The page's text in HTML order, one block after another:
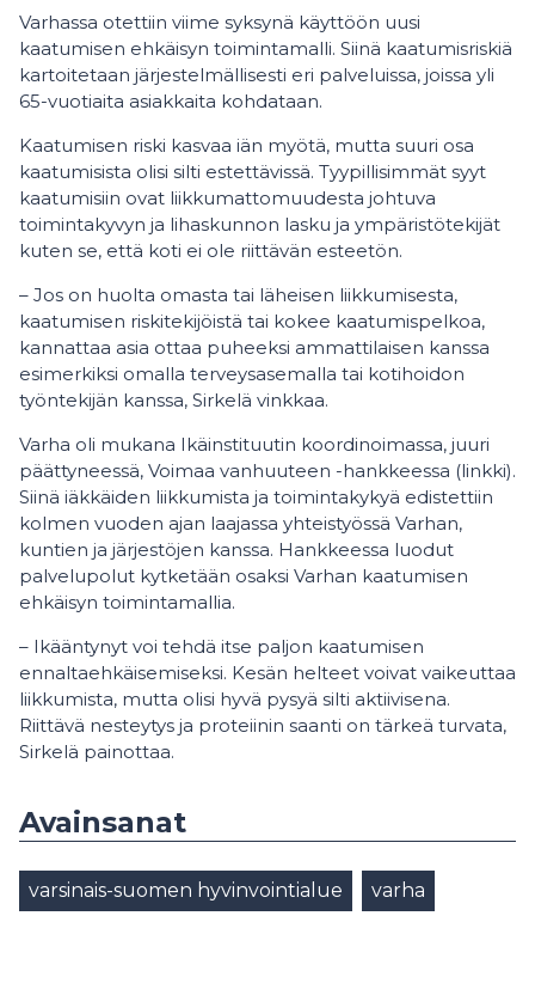
Varhassa otettiin viime syksynä käyttöön uusi
kaatumisen ehkäisyn toimintamalli. Siinä kaatumisriskiä
kartoitetaan järjestelmällisesti eri palveluissa, joissa yli
65-vuotiaita asiakkaita kohdataan.
Kaatumisen riski kasvaa iän myötä, mutta suuri osa
kaatumisista olisi silti estettävissä. Tyypillisimmät syyt
kaatumisiin ovat liikkumattomuudesta johtuva
toimintakyvyn ja lihaskunnon lasku ja ympäristötekijät
kuten se, että koti ei ole riittävän esteetön.
– Jos on huolta omasta tai läheisen liikkumisesta,
kaatumisen riskitekijöistä tai kokee kaatumispelkoa,
kannattaa asia ottaa puheeksi ammattilaisen kanssa
esimerkiksi omalla terveysasemalla tai kotihoidon
työntekijän kanssa, Sirkelä vinkkaa.
Varha oli mukana Ikäinstituutin koordinoimassa, juuri
päättyneessä, Voimaa vanhuuteen -hankkeessa (linkki).
Siinä iäkkäiden liikkumista ja toimintakykyä edistettiin
kolmen vuoden ajan laajassa yhteistyössä Varhan,
kuntien ja järjestöjen kanssa. Hankkeessa luodut
palvelupolut kytketään osaksi Varhan kaatumisen
ehkäisyn toimintamallia.
– Ikääntynyt voi tehdä itse paljon kaatumisen
ennaltaehkäisemiseksi. Kesän helteet voivat vaikeuttaa
liikkumista, mutta olisi hyvä pysyä silti aktiivisena.
Riittävä nesteytys ja proteiinin saanti on tärkeä turvata,
Sirkelä painottaa.
Avainsanat
varsinais-suomen hyvinvointialue varha